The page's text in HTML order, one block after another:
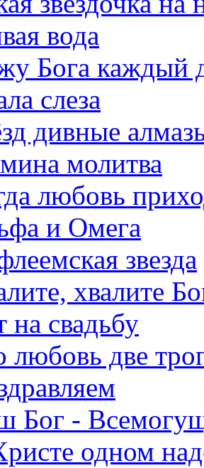
вода
Бога каждый
слеза
дивные
молитва
любовь
и Омега
звезда
хвалите
на свадьбу
любовь две
Бог -
одном